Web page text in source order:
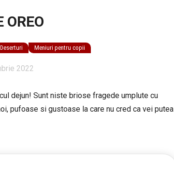
OREO
Deserturi Meniuri pentru copii
2022
dejun! Sunt niste briose fragede umplute cu
pufoase si gustoase la care nu cred ca vei putea